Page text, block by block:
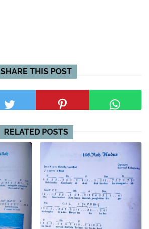
SHARE THIS POST
RELATED POSTS